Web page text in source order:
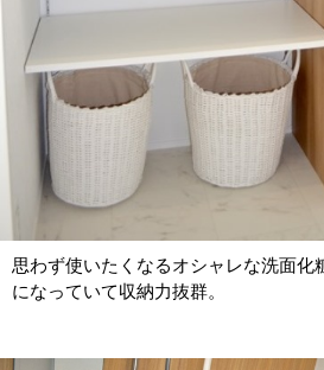
思わず使いたくなるオシャレな洗面化
になっていて収納力抜群。